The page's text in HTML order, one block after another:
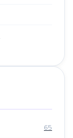
65